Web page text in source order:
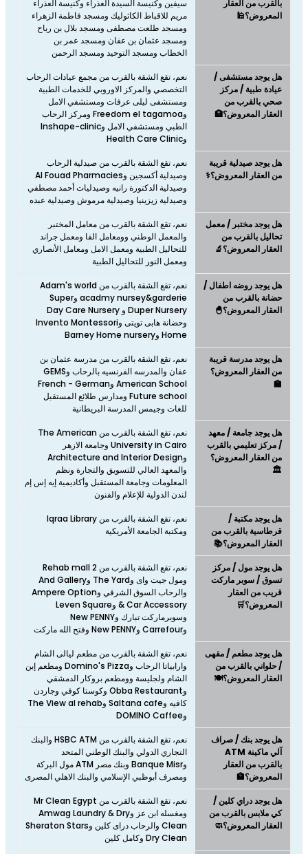
بالقرب من العقار
المعروض؟🕌
سيفين وكنيسة السيدة العذراء وكنيسة العذراء
مريم للاقباط الكاثوليك ومسجد فاطمة الزهراء
ومسجد طلعت مصطفى ومسجد بلال بن رباح
ومسجد عثمان بن عفان ومسجد عمر بن
الخطاب ومسجد التوحيد ومسجد الرحمن
هل يوجد مستشفى /
عيادة طبية / مركز
صحي بالقرب من
العقار المعروض؟🏥
نعم، تقع الشقة بالقرب من مجمع عيادات الرحاب
التخصصي والمركز الاوروبي للخدمات الطبية
ومستشفى ليلى عرفات ومستشفي الامل
وFreedom el tagamoa ومركز الرحاب
الطبي ومستشفي الامل وInshape-clinic
وHealth Care Clinic
هل يوجد صيدلية قريبة
من العقار المعروض؟⚕️
نعم، تقع الشقة بالقرب من صيدلية الرحاب
وصيدلية أكسجين وAl Fouad Pharmacies
وصيدلية الدكتورة رانيه وصيدليات أحمد مصطفي
وصيدلية زيزينيا وصيدلية مرموش وصيدلية عبده
هل يوجد مختبر / معمل
تحاليل بالقرب من
العقار المعروض؟🔬
نعم، تقع الشقة بالقرب من معامل المختبر
والمعمل الوطني وومعامل الفا ومعمل جراند
للتحاليل الطبية ومعمل الامل ومعامل الأنصاري
ومعمل النور للتحاليل الطبية
هل يوجد روضه اطفال /
حضانة بالقرب من
العقار المعروض؟🐣
نعم، تقع الشقة بالقرب من Adam's world
acadmy nursey&garderie وSuper
Duper Nursery و Day Care Nursery
وحضانة هابى تويتى وInvento Montessori
Home وBarney Home nursery
هل يوجد مدرسة قريبة
من العقار المعروض؟
🏫
نعم، تقع الشقة بالقرب من مدرسة عثمان بن
عفان والمدرسه الفرنسيه بالرحاب وGEMS
American School وFrench - German
Future school ومدارس طلائع المستقبل
للغات وجيمس المدرسة البريطانية
هل يوجد جامعة / معهد
/ مركز تعليمي بالقرب
من العقار المعروض؟
🏛️
نعم، تقع الشقة بالقرب من The American
University in Cairo وجامعة الازهر
وArchitecture and Interior Design
والمعهد العالي للتسويق والتجارة ونظم
المعلومات وجامعة المستقبل وأكاديمية إيه إس إم
لندن الدولية للإعلام والفنون
هل يوجد مكتبة /
قرطاسية بالقرب من
العقار المعروض؟📚
نعم، تقع الشقة بالقرب من Iqraa Library
ومكتبة الجامعة الأمريكية
هل يوجد مول / مركز
تسوق / سوبر ماركت
قريب من العقار
المعروض؟🛒
نعم، تقع الشقة بالقرب من Rehab mall 2
ومول جيت واى وThe Yard وAnd Gallery
والرحاب السوق الشرقي وAmpere Option
& Car Accessory وLeven Square
وسوبرماركت تبارك وNew PENNY
وCarrefour وNew PENNY وفتح الله ماركت
هل يوجد مطعم / مقهى
/ حلواني بالقرب من
العقار المعروض؟🍽️
نعم، تقع الشقة بالقرب من مطعم ليالى الشام
وارابياتا الرحاب وDomino's Pizza ومطعم إبن
الشام ولجليسة وومطعم بروكار الدمشقي
وObba Restaurant وكوستا كوفي وجاردن
كافيه وSaltana cafe وThe View al rehab
وDOMINO Caffee
هل يوجد بنك / صراف
آلي ماكينة ATM
بالقرب من العقار
المعروض؟🏦
نعم، تقع الشقة بالقرب من HSBC ATM والبنك
التجاري الدولي والبنك الوطني المتحد
وBanque Misr وبنك مصر ATM مول البركة
ومصرف أبوظبي الإسلامي والبنك الاهلي المصرى
هل يوجد دراي كلين /
كي ملابس بالقرب من
العقار المعروض؟🧼
نعم، تقع الشقة بالقرب من Mr Clean Egypt
ومغسله ابن عز وAmwag Laundry & Dry
Clean والرحاب دراى كلين وSheraton Stars
Dry Clean وكامل كلين